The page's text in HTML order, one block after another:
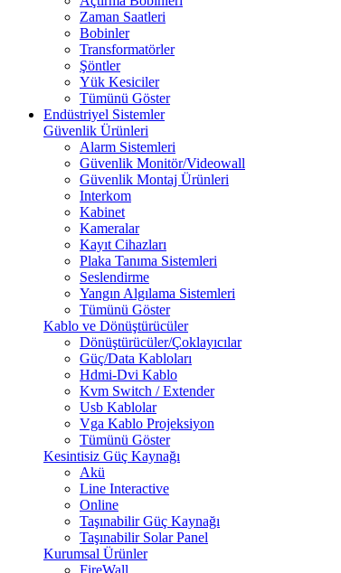
Zaman Saatleri
Bobinler
Transformatörler
Şöntler
Yük Kesiciler
Tümünü Göster
Endüstriyel Sistemler
Güvenlik Ürünleri
Alarm Sistemleri
Güvenlik Monitör/Videowall
Güvenlik Montaj Ürünleri
Interkom
Kabinet
Kameralar
Kayıt Cihazları
Plaka Tanıma Sistemleri
Seslendirme
Yangın Algılama Sistemleri
Tümünü Göster
Kablo ve Dönüştürücüler
Dönüştürücüler/Çoklayıcılar
Güç/Data Kabloları
Hdmi-Dvi Kablo
Kvm Switch / Extender
Usb Kablolar
Vga Kablo Projeksiyon
Tümünü Göster
Kesintisiz Güç Kaynağı
Akü
Line Interactive
Online
Taşınabilir Güç Kaynağı
Taşınabilir Solar Panel
Kurumsal Ürünler
FireWall